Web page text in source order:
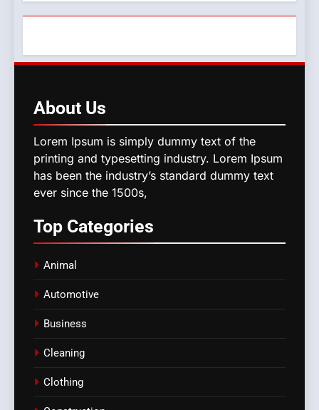
About Us
Lorem Ipsum is simply dummy text of the
printing and typesetting industry. Lorem Ipsum
has been the industry’s standard dummy text
ever since the 1500s,
Top Categories
Animal
Automotive
Business
Cleaning
Clothing